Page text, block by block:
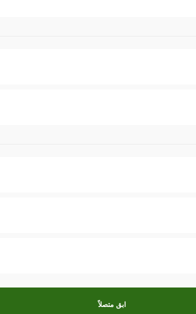
ابق متصلاً